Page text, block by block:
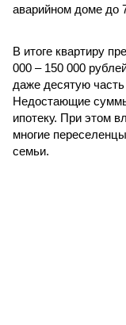
аварийном доме до
В итоге квартиру
000 – 150 000
даже десятую
Недостающие
ипотеку. При этом
многие
семьи.